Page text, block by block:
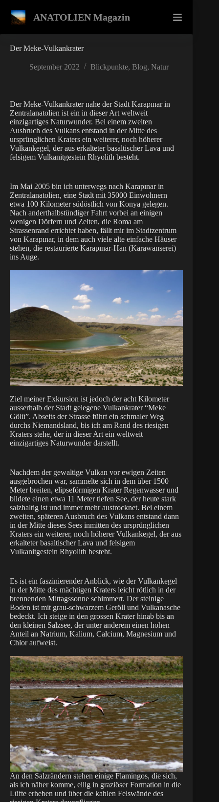
Inhalt
springen
ANATOLIEN Magazin
Der Meke-Vulkankrater
September 2022 Blickpunkte, Blog, Natur
Der Meke-Vulkankrater nahe der Stadt Karapınar in
Zentralanatolien ist ein in dieser Art weltweit
einzigartiges Naturwunder. Bei einem zweiten
Ausbruch des Vulkans entstand in der Mitte des
ursprünglichen Kraters ein weiterer, noch höherer
Vulkankegel, der aus erkalteter basaltischer Lava und
felsigem Vulkanitgestein Rhyolith besteht.
Im Mai 2005 bin ich unterwegs nach Karapınar in
Zentralanatolien, eine Stadt mit 35000 Einwohnern
etwa 100 Kilometer südöstlich von Konya gelegen.
Nach anderthalbstündiger Fahrt vorbei an einigen
wenigen Dörfern und Zelten, die Roma am
Strassenrand errichtet haben, fällt mir im Stadtzentrum
von Karapınar, in dem auch viele alte einfache Häuser
stehen, die restaurierte Karapınar-Han (Karawanserei)
ins Auge.
Ziel meiner Exkursion ist jedoch der acht Kilometer
ausserhalb der Stadt gelegene Vulkankrater “Meke
Gölü”. Abseits der Strasse führt ein schmaler Weg
durchs Niemandsland, bis ich am Rand des riesigen
Kraters stehe, der in dieser Art ein weltweit
einzigartiges Naturwunder darstellt.
Nachdem der gewaltige Vulkan vor ewigen Zeiten
ausgebrochen war, sammelte sich in dem über 1500
Meter breiten, elipseförmigen Krater Regenwasser und
bildete einen etwa 11 Meter tiefen See, der heute stark
salzhaltig ist und immer mehr austrocknet. Bei einem
zweiten, späteren Ausbruch des Vulkans entstand dann
in der Mitte dieses Sees inmitten des ursprünglichen
Kraters ein weiterer, noch höherer Vulkankegel, der aus
erkalteter basaltischer Lava und felsigem
Vulkanitgestein Rhyolith besteht.
Es ist ein faszinierender Anblick, wie der Vulkankegel
in der Mitte des mächtigen Kraters leicht rötlich in der
brennenden Mittagssonne schimmert. Der steinige
Boden ist mit grau-schwarzem Geröll und Vulkanasche
bedeckt. Ich steige in den grossen Krater hinab bis an
den kleinen Salzsee, der unter anderem einen hohen
Anteil an Natrium, Kalium, Calcium, Magnesium und
Chlor aufweist.
An den Salzrändern stehen einige Flamingos, die sich,
als ich näher komme, eilig in graziöser Formation in die
Lüfte erheben und über die kahlen Felswände des